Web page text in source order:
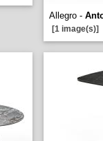
Allegro -
[1 image(s)]